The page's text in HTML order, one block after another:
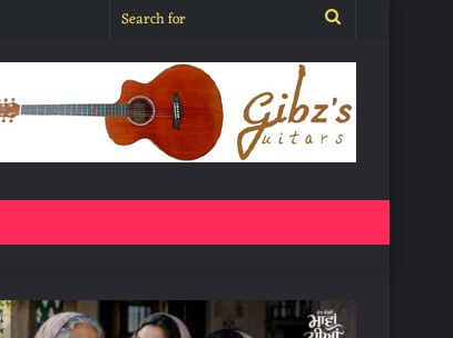
Search
for